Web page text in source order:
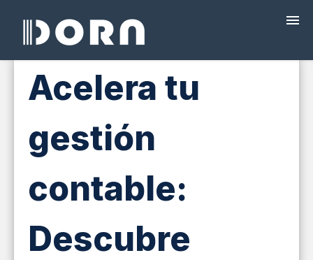
¿QUÉ ES DORA?
CAPACITACIÓN
Acelera tu
gestión
contable:
Descubre